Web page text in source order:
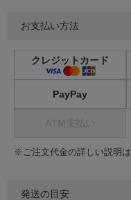
お支払い方法
クレジットカード
PayPay
※ご注文代金の詳しい説明は
発送の目安